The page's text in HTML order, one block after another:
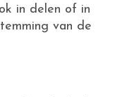
in delen of in
van de